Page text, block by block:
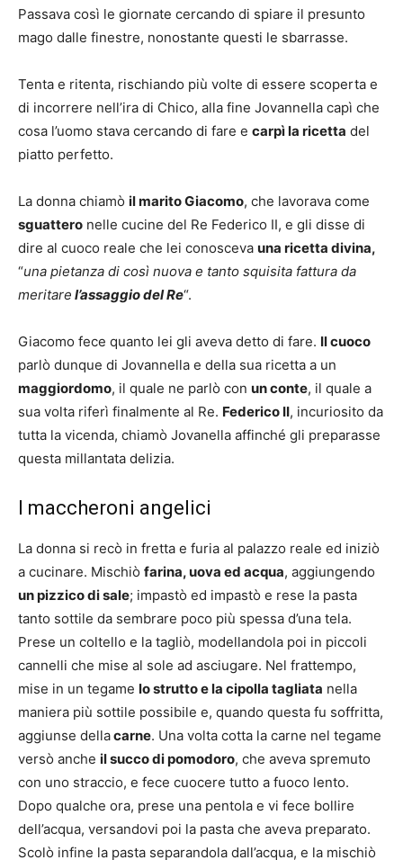
Passava così le giornate cercando di spiare il presunto
mago dalle finestre, nonostante questi le sbarrasse.
Tenta e ritenta, rischiando più volte di essere scoperta e
di incorrere nell’ira di Chico, alla fine Jovannella capì che
cosa l’uomo stava cercando di fare e carpì la ricetta del
piatto perfetto.
La donna chiamò il marito Giacomo, che lavorava come
sguattero nelle cucine del Re Federico II, e gli disse di
dire al cuoco reale che lei conosceva una ricetta divina,
“una pietanza di così nuova e tanto squisita fattura da
meritare l’assaggio del Re“.
Giacomo fece quanto lei gli aveva detto di fare. Il cuoco
parlò dunque di Jovannella e della sua ricetta a un
maggiordomo, il quale ne parlò con un conte, il quale a
sua volta riferì finalmente al Re. Federico II, incuriosito da
tutta la vicenda, chiamò Jovanella affinché gli preparasse
questa millantata delizia.
I maccheroni angelici
La donna si recò in fretta e furia al palazzo reale ed iniziò
a cucinare. Mischiò farina, uova ed acqua, aggiungendo
un pizzico di sale; impastò ed impastò e rese la pasta
tanto sottile da sembrare poco più spessa d’una tela.
Prese un coltello e la tagliò, modellandola poi in piccoli
cannelli che mise al sole ad asciugare. Nel frattempo,
mise in un tegame lo strutto e la cipolla tagliata nella
maniera più sottile possibile e, quando questa fu soffritta,
aggiunse dellacarne. Una volta cotta la carne nel tegame
versò anche il succo di pomodoro, che aveva spremuto
con uno straccio, e fece cuocere tutto a fuoco lento.
Dopo qualche ora, prese una pentola e vi fece bollire
dell’acqua, versandovi poi la pasta che aveva preparato.
Scolò infine la pasta separandola dall’acqua, e la mischiò